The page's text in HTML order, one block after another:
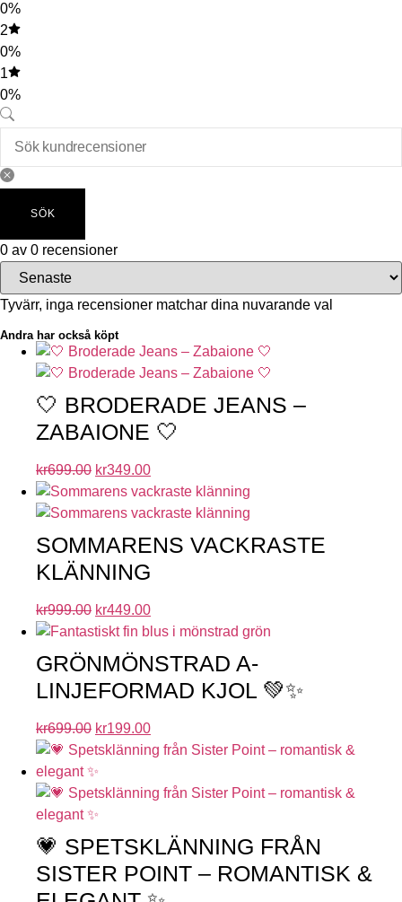
0%
2
0%
1
0%
SÖK
0 av 0 recensioner
Tyvärr, inga recensioner matchar dina nuvarande val
Andra har också köpt
🤍 BRODERADE JEANS –
ZABAIONE 🤍
kr699.00 kr349.00
SOMMARENS VACKRASTE
KLÄNNING
kr999.00 kr449.00
GRÖNMÖNSTRAD A-
LINJEFORMAD KJOL 💚✨
kr699.00 kr199.00
💗 SPETSKLÄNNING FRÅN
SISTER POINT – ROMANTISK &